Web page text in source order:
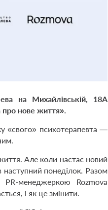
на Михайлівській, 18А
про нове життя».
«свого» психотерапевта —
Але коли настає новий
понеділок. Разом
менеджеркою Rozmova
і як це змінити.